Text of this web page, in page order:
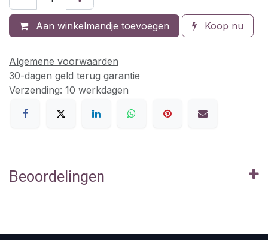
Aan winkelmandje toevoegen Koop nu
Algemene voorwaarden
30-dagen geld terug garantie
Verzending: 10 werkdagen
Beoordelingen